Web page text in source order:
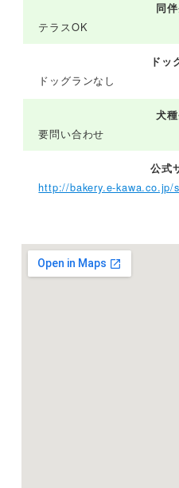
同
テラスOK
ドッ
ドッグランなし
犬
要問い合わせ
公式
http://bakery.e-kawa.co.jp/